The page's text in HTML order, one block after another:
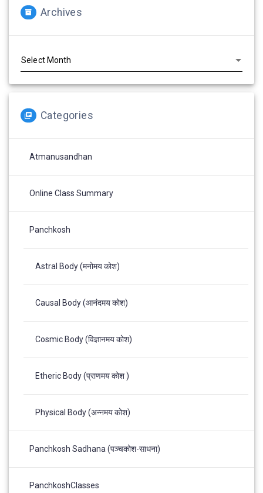
Archives
Categories
Atmanusandhan
Online Class Summary
Panchkosh
Astral Body (मनोमय कोश)
Causal Body (आनंदमय कोश)
Cosmic Body (विज्ञानमय कोश)
Etheric Body (प्राणमय कोश )
Physical Body (अन्नमय कोश)
Panchkosh Sadhana (पञ्चकोश-साधना)
PanchkoshClasses